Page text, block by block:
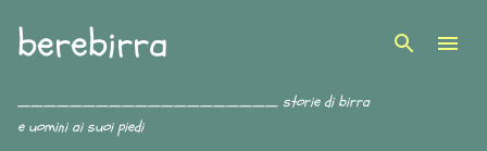
berebirra
____________________ storie di birra
e uomini ai suoi piedi